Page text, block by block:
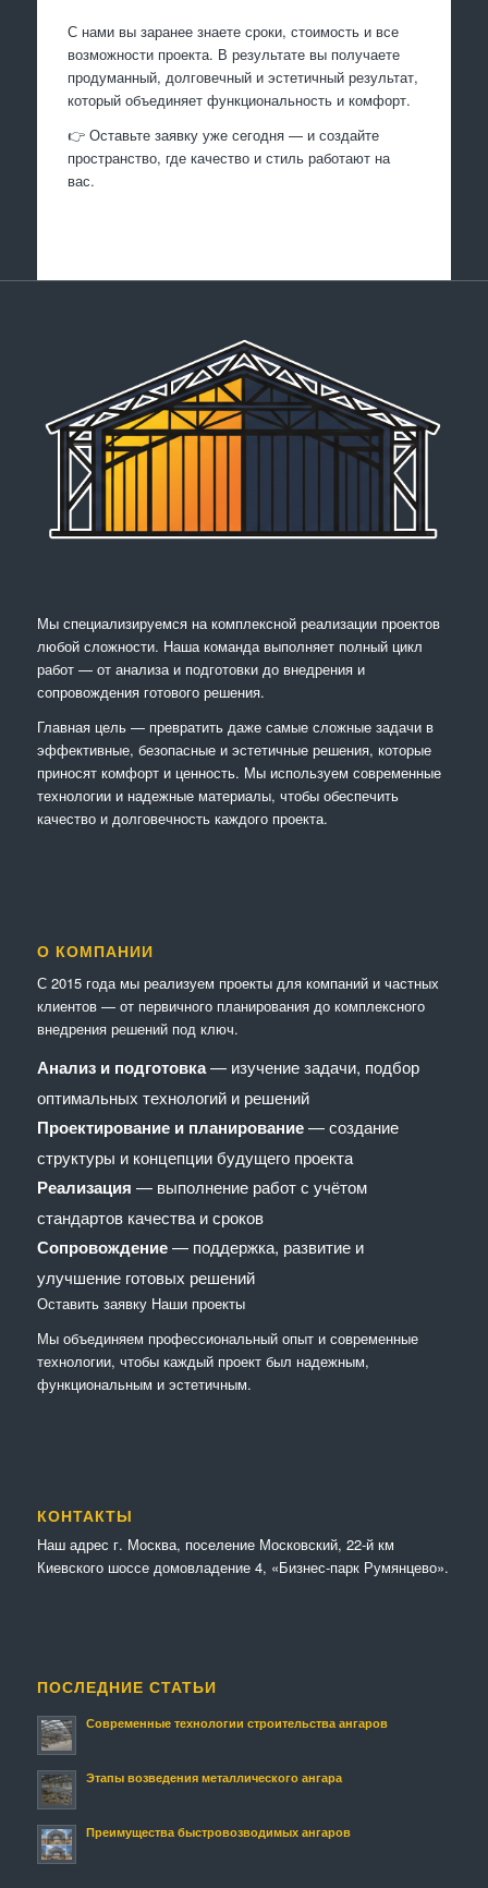
С нами вы заранее знаете сроки, стоимость и все
возможности проекта. В результате вы получаете
продуманный, долговечный и эстетичный результат,
который объединяет функциональность и комфорт.
👉 Оставьте заявку уже сегодня — и создайте
пространство, где качество и стиль работают на
вас.
Мы специализируемся на комплексной реализации проектов
любой сложности. Наша команда выполняет полный цикл
работ — от анализа и подготовки до внедрения и
сопровождения готового решения.
Главная цель — превратить даже самые сложные задачи в
эффективные, безопасные и эстетичные решения, которые
приносят комфорт и ценность. Мы используем современные
технологии и надежные материалы, чтобы обеспечить
качество и долговечность каждого проекта.
О КОМПАНИИ
С 2015 года мы реализуем проекты для компаний и частных
клиентов — от первичного планирования до комплексного
внедрения решений под ключ.
Анализ и подготовка— изучение задачи, подбор
оптимальных технологий и решений
Проектирование и планирование— создание
структуры и концепции будущего проекта
Реализация — выполнение работ с учётом
стандартов качества и сроков
Сопровождение— поддержка, развитие и
улучшение готовых решений
Оставить заявку Наши проекты
Мы объединяем профессиональный опыт и современные
технологии, чтобы каждый проект был надежным,
функциональным и эстетичным.
КОНТАКТЫ
Наш адрес г. Москва, поселение Московский, 22-й км
Киевского шоссе домовладение 4, «Бизнес-парк Румянцево».
ПОСЛЕДНИЕ СТАТЬИ
Современные технологии строительства ангаров
Этапы возведения металлического ангара
Преимущества быстровозводимых ангаров